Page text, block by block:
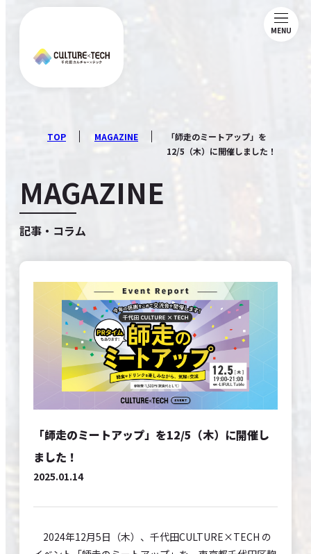
MENU
NEWS
EVENTS
CONTACT
SITE POLICY
TOP MAGAZINE
「師走のミートアップ」を
12/5（木）に開催しました！
MAGAZINE
記事・コラム
「師走のミートアップ」を12/5（木）に開催し
ました！
2025.01.14
2024年12月5日（木）、千代田CULTURE×TECH の